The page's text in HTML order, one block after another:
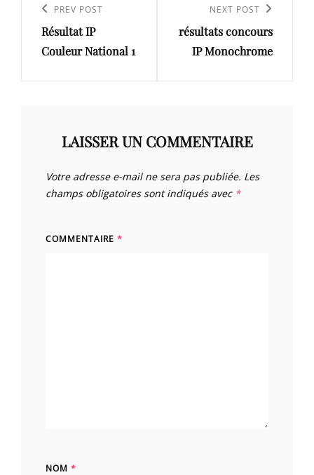
l’article
Previous
Post
PREV POST
Résultat IP
Couleur National 1
Post
NEXT POST
résultats concours
IP Monochrome
LAISSER UN COMMENTAIRE
Votre adresse e-mail ne sera pas publiée. Les
champs obligatoires sont indiqués avec *
COMMENTAIRE *
NOM *